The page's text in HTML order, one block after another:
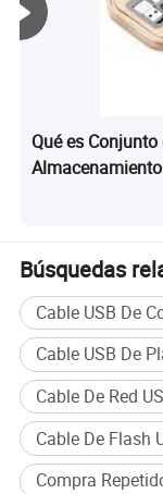
un reemplazo
para todos
Cada mes,
productos
ahora.
Qué es
Búsquedas
Cable USB De
Cable USB De
Cable De Red
Cable De Flash
Compra